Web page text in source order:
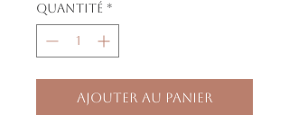
Quantité *
Ajouter au panier